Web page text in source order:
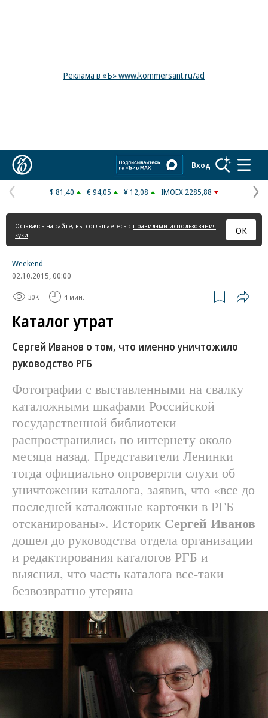
Реклама в «Ъ» www.kommersant.ru/ad
Вход
Предыдущая
страница
$ 81,40 € 94,05 ¥ 12,08 IMOEX 2285,88
Оставаясь на сайте, вы соглашаетесь с правилами использования
куки
ОК
Weekend
02.10.2015, 00:00
30K 4 мин.
Каталог утрат
Сергей Иванов о том, что именно уничтожило
руководство РГБ
Фотографии с выставленными на свалку
каталожными шкафами Российской
государственной библиотеки
распространились по интернету около
месяца назад. Представители Ленинки
тогда официально опровергли слухи об
уничтожении каталога, заявив, что «все до
последней каталожные карточки в РГБ
отсканированы». Историк Сергей Иванов
дошел до руководства отдела организации
и редактирования каталогов РГБ и
выяснил, что часть каталога все-таки
безвозвратно утеряна